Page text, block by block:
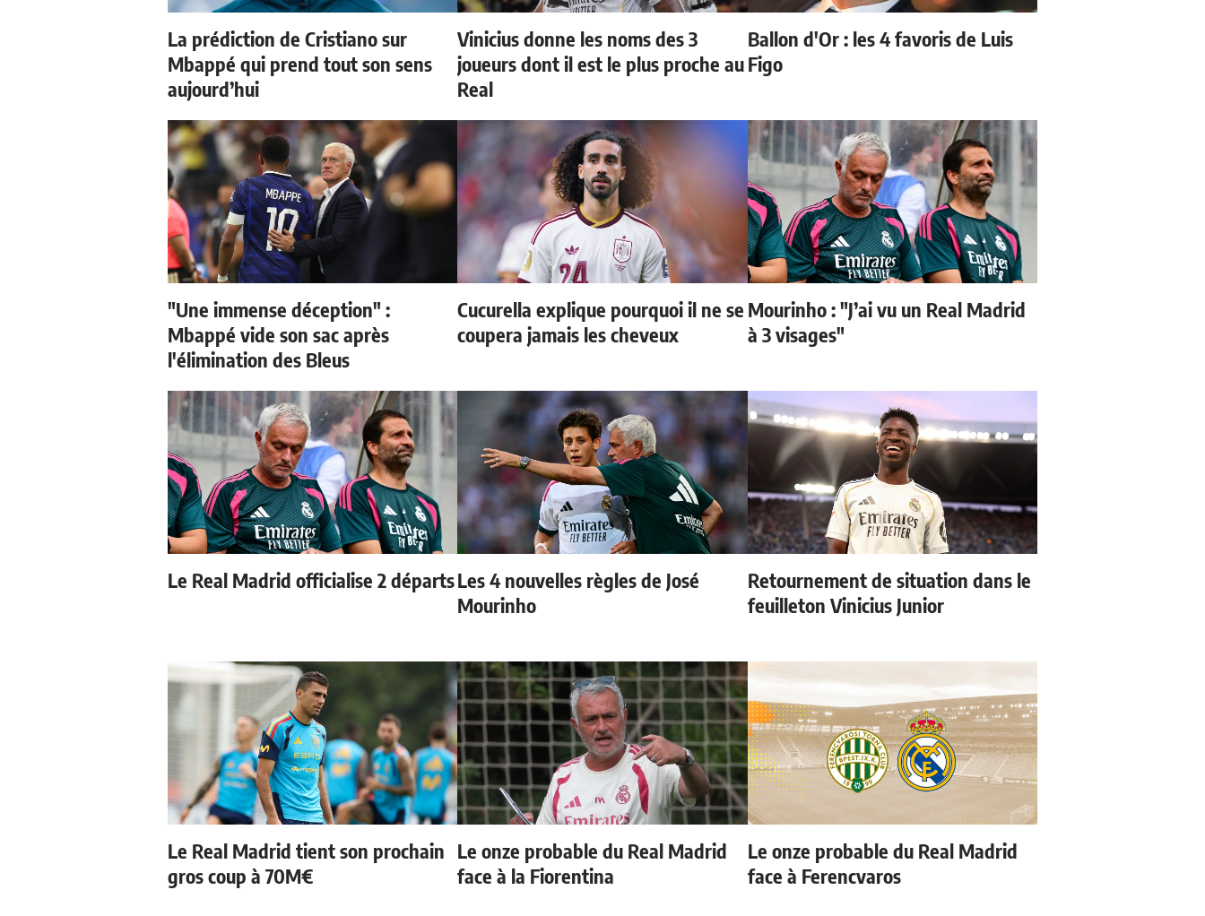
La prédiction de Cristiano sur
Mbappé qui prend tout son sens
aujourd’hui
Vinicius donne les noms des 3
joueurs dont il est le plus proche au
Real
Ballon d'Or : les 4 favoris de Luis
Figo
"Une immense déception" :
Mbappé vide son sac après
l'élimination des Bleus
Cucurella explique pourquoi il ne se
coupera jamais les cheveux
Mourinho : "J’ai vu un Real Madrid
à 3 visages"
Le Real Madrid officialise 2 départsLes 4 nouvelles règles de José
Mourinho
Retournement de situation dans le
feuilleton Vinicius Junior
Le Real Madrid tient son prochain
gros coup à 70M€
Le onze probable du Real Madrid
face à la Fiorentina
Le onze probable du Real Madrid
face à Ferencvaros